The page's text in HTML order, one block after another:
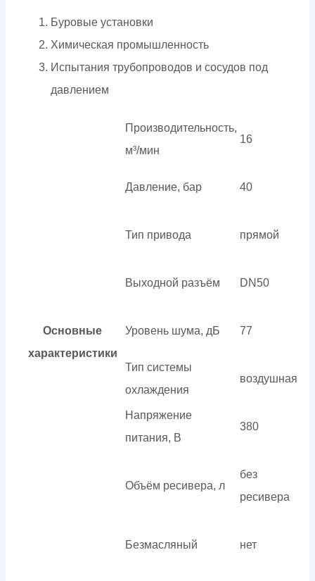
Буровые установки
Химическая промышленность
Испытания трубопроводов и сосудов под
давлением
Основные
характеристики
Производительность,
м³/мин
16
Давление, бар 40
Тип привода прямой
Выходной разъём DN50
Уровень шума, дБ 77
Тип системы
охлаждения
воздушная
Напряжение
питания, В
380
Объём ресивера, л
без
ресивера
Безмасляный нет